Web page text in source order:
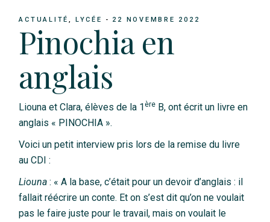
ACTUALITÉ LYCÉE 22 NOVEMBRE 2022
Pinochia en
anglais
Liouna et Clara, élèves de la 1ère B, ont écrit un livre en
anglais « PINOCHIA ».
Voici un petit interview pris lors de la remise du livre
au CDI :
Liouna : « A la base, c’était pour un devoir d’anglais : il
fallait réécrire un conte. Et on s’est dit qu’on ne voulait
pas le faire juste pour le travail, mais on voulait le